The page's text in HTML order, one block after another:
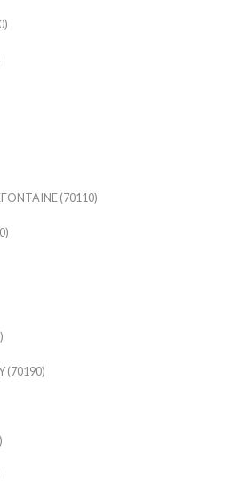
(70110)
(70190)